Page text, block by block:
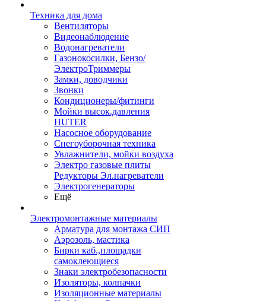
Техника для дома
Вентиляторы
Видеонаблюдение
Водонагреватели
Газонокосилки, Бензо/
ЭлектроТриммеры
Замки, доводчики
Звонки
Кондиционеры/фитинги
Мойки высок.давления
HUTER
Насосное оборудование
Снегоуборочная техника
Увлажнители, мойки воздуха
Электро газовые плиты
Редукторы Эл.нагреватели
Электрогенераторы
Ещё
Электромонтажные материалы
Арматура для монтажа СИП
Аэрозоль, мастика
Бирки каб.,площадки
самоклеющиеся
Знаки электробезопасности
Изоляторы, колпачки
Изоляционные материалы